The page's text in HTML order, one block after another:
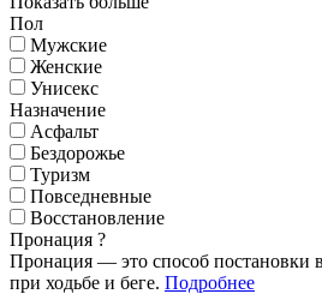
Пол
Мужские
Женские
Унисекс
Назначение
Асфальт
Бездорожье
Туризм
Повседневные
Восстановление
Пронация ?
Пронация — это способ постановки
при ходьбе и беге. Подробнее